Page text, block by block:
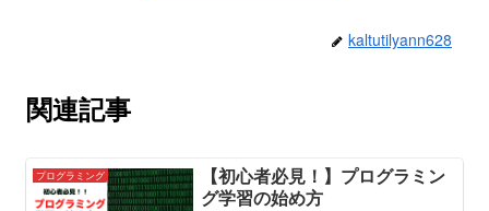
kaltutilyann628
関連記事
プログラミング
【初心者必見！】プログラミン
グ学習の始め方